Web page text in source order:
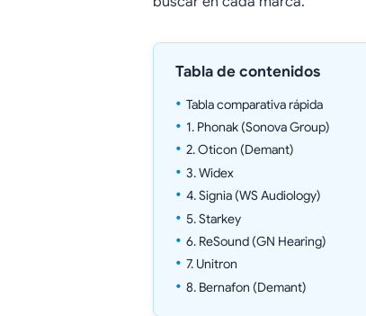
Tabla de contenidos
Tabla comparativa rápida
1. Phonak (Sonova Group)
2. Oticon (Demant)
3. Widex
4. Signia (WS Audiology)
5. Starkey
6. ReSound (GN Hearing)
7. Unitron
8. Bernafon (Demant)